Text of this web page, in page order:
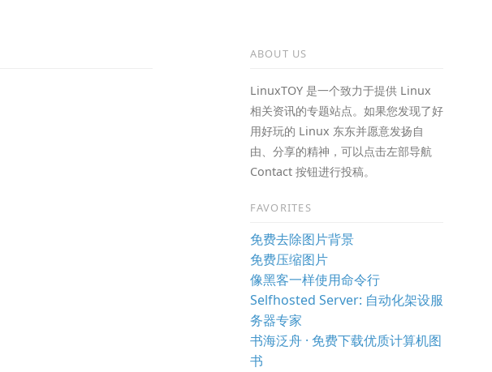
ABOUT US
LinuxTOY 是一个致力于提供 Linux
相关资讯的专题站点。如果您发现了好
用好玩的 Linux 东东并愿意发扬自
由、分享的精神，可以点击左部导航
Contact 按钮进行投稿。
FAVORITES
免费去除图片背景
免费压缩图片
像黑客一样使用命令行
Selfhosted Server: 自动化架设服
务器专家
书海泛舟 · 免费下载优质计算机图
书